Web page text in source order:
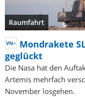
Raumfahrt
Mondrakete
geglückt
Die Nasa hat den
Artemis mehrfach
November losgehen.